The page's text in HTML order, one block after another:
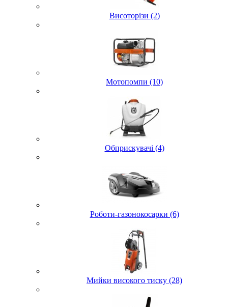
Висоторізи (2)
Мотопомпи (10)
Обприскувачі (4)
Роботи-газонокосарки (6)
Мийки високого тиску (28)